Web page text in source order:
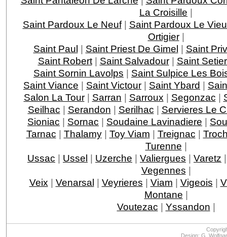
La Croisille |
Saint Pardoux Le Neuf| Saint Pardoux Le
Ortigier|
Saint Paul | Saint Priest De Gimel | Saint
Saint Robert| Saint Salvadour| Saint
Saint Sornin Lavolps | Saint Sulpice Les
Saint Viance | Saint Victour | Saint Ybard |
Salon La Tour| Sarran | Sarroux | Segonzac |
Seilhac | Serandon | Serilhac | Servieres Le
Sioniac | Sornac | Soudaine Lavinadiere |
Tarnac | Thalamy| Toy Viam | Treignac |
Turenne |
Ussac | Ussel | Uzerche | Valiergues | Varetz
Vegennes |
Veix | Venarsal | Veyrieres | Viam | Vigeois |
Montane |
Voutezac | Yssandon |
Design: G.